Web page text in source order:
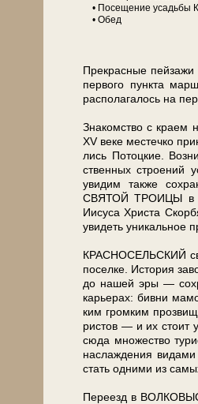
• По­се­ще­ние усадь­бы
• Обед
Прекрасные пей­за­жи
пер­во­го пункта
располагалось на
Зна­ком­ство с кра­ем
XV ве­ке ме­стеч­ко
лись Потоцкие.
ствен­ных
увидим так­же
СВЯТОЙ ТРОИЦЫ в
Иисуса Хри­ста
уви­деть уникальное
КРАСНОСЕЛЬСКИЙ
по­сел­ке. История
до на­шей эры —
карьерах: бивни
ким громким
ри­стов — и их стоит
сю­да мно­же­ство
наслаждения
стать од­ни­ми из
Пе­ре­езд в